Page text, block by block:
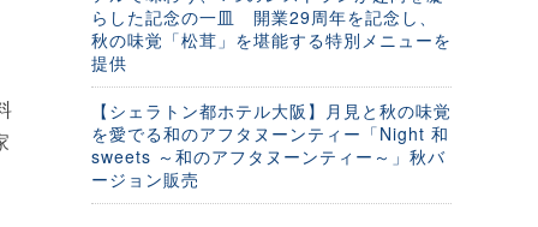
らした記念の一皿 開業29周年を記念し、
秋の味覚「松茸」を堪能する特別メニューを
提供
【シェラトン都ホテル大阪】月見と秋の味覚
を愛でる和のアフタヌーンティー「Night 和
sweets ～和のアフタヌーンティー～」秋バ
ージョン販売